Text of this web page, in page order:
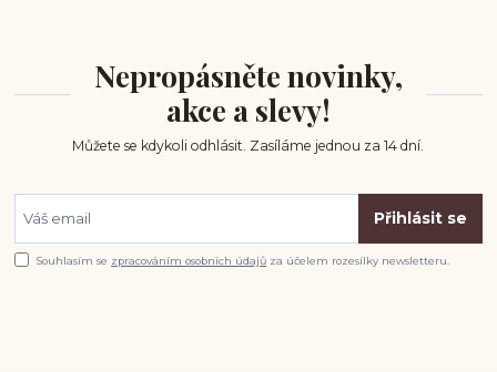
Nepropásněte novinky,
akce a slevy!
Můžete se kdykoli odhlásit. Zasíláme jednou za 14 dní.
Přihlásit se
Souhlasím se zpracováním osobních údajů za účelem rozesílky newsletteru.